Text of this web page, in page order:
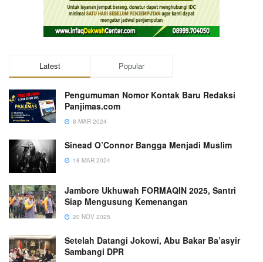
Latest Popular
Pengumuman Nomor Kontak Baru Redaksi
Panjimas.com
8 MAR 2024
Sinead O’Connor Bangga Menjadi Muslim
18 MAR 2024
Jambore Ukhuwah FORMAQIN 2025, Santri
Siap Mengusung Kemenangan
20 NOV 2025
Setelah Datangi Jokowi, Abu Bakar Ba’asyir
Sambangi DPR